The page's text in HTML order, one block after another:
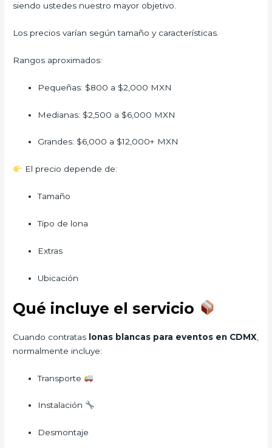
siendo ustedes nuestro mayor objetivo.
Los precios varían según tamaño y características.
Rangos aproximados:
Pequeñas: $800 a $2,000 MXN
Medianas: $2,500 a $6,000 MXN
Grandes: $6,000 a $12,000+ MXN
El precio depende de:
Tamaño
Tipo de lona
Extras
Ubicación
Qué incluye el servicio
Cuando contratas lonas blancas para eventos en CDMX
normalmente incluye:
Transporte
Instalación
Desmontaje